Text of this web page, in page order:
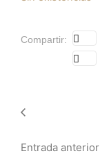
Compartir:
Entrada anterior